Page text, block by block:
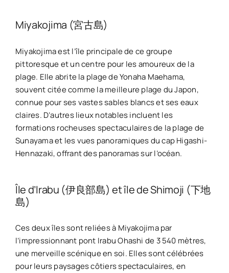
Miyakojima (宮古島)
Miyakojima est l’île principale de ce groupe
pittoresque et un centre pour les amoureux de la
plage. Elle abrite la plage de Yonaha Maehama,
souvent citée comme la meilleure plage du Japon,
connue pour ses vastes sables blancs et ses eaux
claires. D’autres lieux notables incluent les
formations rocheuses spectaculaires de la plage de
Sunayama et les vues panoramiques du cap Higashi-
Hennazaki, offrant des panoramas sur l’océan.
Île d’Irabu (伊良部島) et île de Shimoji (下地
島)
Ces deux îles sont reliées à Miyakojima par
l’impressionnant pont Irabu Ohashi de 3 540 mètres,
une merveille scénique en soi. Elles sont célébrées
pour leurs paysages côtiers spectaculaires, en